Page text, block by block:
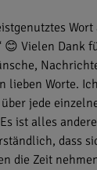
Wort
😊 Vielen Dank
lieben Worte.
jede
ist alles
dass
die Zeit